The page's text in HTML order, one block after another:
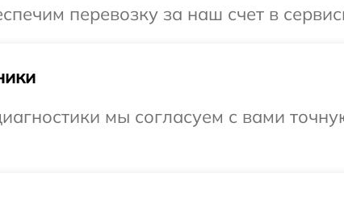
перевозку за наш счет в
мы согласуем с вами